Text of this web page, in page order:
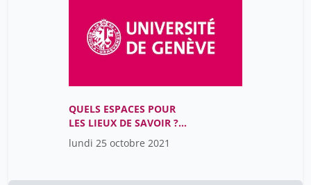
QUELS ESPACES POUR
LES LIEUX DE SAVOIR ?
(13h30 - 15h00)
lundi 25 octobre 2021